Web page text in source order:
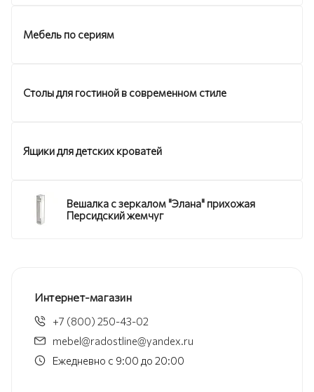
Мебель по сериям
Столы для гостиной в современном стиле
Ящики для детских кроватей
Вешалка с зеркалом "Элана" прихожая
Персидский жемчуг
Интернет-магазин
+7 (800) 250-43-02
mebel@radostline@yandex.ru
Ежедневно с 9:00 до 20:00